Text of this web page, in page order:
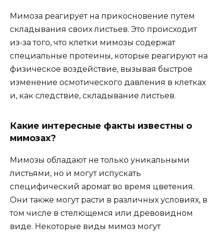
Мимоза реагирует на прикосновение путем
складывания своих листьев. Это происходит
из-за того, что клетки мимозы содержат
специальные протеины, которые реагируют на
физическое воздействие, вызывая быстрое
изменение осмотического давления в клетках
и, как следствие, складывание листьев.
Какие интересные факты известны о
мимозах?
Мимозы обладают не только уникальными
листьями, но и могут испускать
специфический аромат во время цветения.
Они также могут расти в различных условиях, в
том числе в стелющемся или древовидном
виде. Некоторые виды мимоз могут